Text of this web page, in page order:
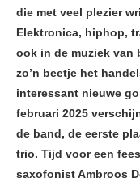
die met veel plezier
Elektronica, hiphop,
ook in de muziek van
zo’n beetje het
interessant nieuwe
februari 2025
de band, de eerste
trio. Tijd voor een
saxofonist Ambroos